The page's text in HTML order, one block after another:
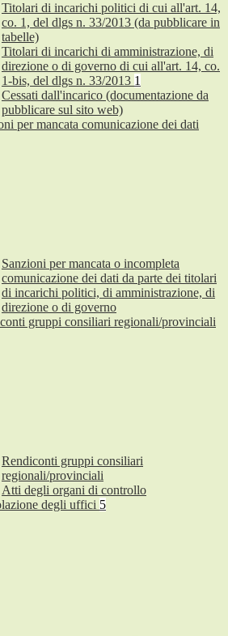
Titolari di incarichi politici di cui all'art. 14,
co. 1, del dlgs n. 33/2013 (da pubblicare in
tabelle)
Titolari di incarichi di amministrazione, di
direzione o di governo di cui all'art. 14, co.
1-bis, del dlgs n. 33/2013 1
Cessati dall'incarico (documentazione da
pubblicare sul sito web)
per mancata comunicazione dei dati
Sanzioni per mancata o incompleta
comunicazione dei dati da parte dei titolari
di incarichi politici, di amministrazione, di
direzione o di governo
gruppi consiliari regionali/provinciali
Rendiconti gruppi consiliari
regionali/provinciali
Atti degli organi di controllo
degli uffici 5